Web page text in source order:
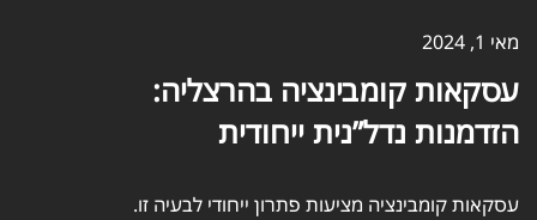
מאי 1, 2024
עסקאות קומבינציה בהרצליה:
הזדמנות נדל”נית ייחודית
עסקאות קומבינציה מציעות פתרון ייחודי לבעיה זו.